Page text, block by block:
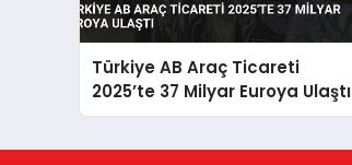
Türkiye AB Araç Ticareti
2025’te 37 Milyar Euroya Ulaştı